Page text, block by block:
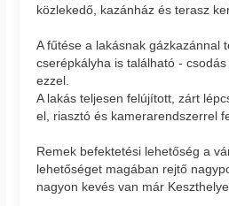
közlekedő, kazánház és terasz
A fűtése a lakásnak gázkazánnal
cserépkályha is található -
ezzel.
A lakás teljesen felújított, zárt
el, riasztó és kamerarendszerrel
Remek befektetési lehetőség a
lehetőséget magában rejtő
nagyon kevés van már